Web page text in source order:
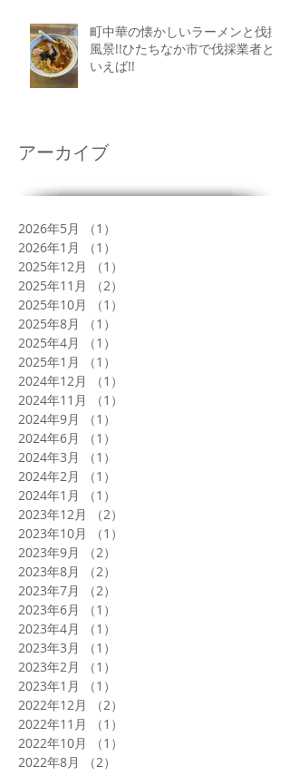
アーカイブ
町中華の懐かしいラーメンと伐採
風景!!ひたちなか市で伐採業者と
いえば!!
2026年5月 （1）
2026年1月
（1）
2025年12月
（1）
2025年11月
（2）
2025年10月
（1）
2025年8月
（1）
2025年4月
（1）
2025年1月
（1）
2024年12月
（1）
2024年11月
（1）
2024年9月
（1）
2024年6月
（1）
2024年3月
（1）
2024年2月
（1）
2024年1月
（1）
2023年12月
（2）
2023年10月
（1）
2023年9月
（2）
2023年8月
（2）
2023年7月
（2）
2023年6月
（1）
2023年4月
（1）
2023年3月
（1）
2023年2月
（1）
2023年1月
（1）
2022年12月
（2）
2022年11月
（1）
2022年10月
（1）
2022年8月
（2）